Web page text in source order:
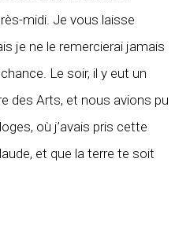
midi. Je vous laisse
je ne le remercierai jamais
Le soir, il y eut un
des Arts, et nous avions pu
où j’avais pris cette
et que la terre te soit